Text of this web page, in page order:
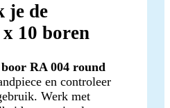
je de
10 boren
RA 004 round
en controleer
Werk met